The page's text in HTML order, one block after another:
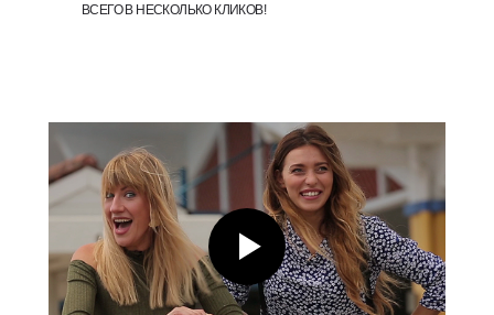
ВСЕГО В НЕСКОЛЬКО КЛИКОВ!